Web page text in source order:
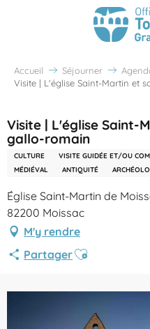
Accueil Séjourner
Visite | L'église Saint-Martin et
Visite | L'église Saint-
gallo-romain
CULTURE VISITE GUIDÉE ET/OU
MÉDIÉVAL
ANTIQUITÉ
Église Saint-Martin de
82200 Moissac
M'y rendre
PartagerAjouter aux